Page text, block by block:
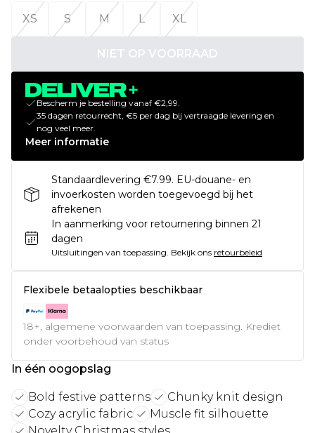
XS
S M L XL
NIET OP VOORRAAD
Bescherm je bestelling vanaf €2,99.
35 dagen retourrecht, €5 per dag bij vertraagde levering en
nog veel meer.
Meer informatie
Standaardlevering €7.99. EU-douane- en
invoerkosten worden toegevoegd bij het
afrekenen
In aanmerking voor retournering binnen 21
dagen
Uitsluitingen van toepassing. Bekijk ons retourbeleid
Flexibele betaalopties beschikbaar
18+, algemene voorwaarden van toepassing. Krediet
onder voorbehoud van status
In één oogopslag
Bold festive patterns
Chunky knit design
Cozy acrylic fabric
Muscle fit silhouette